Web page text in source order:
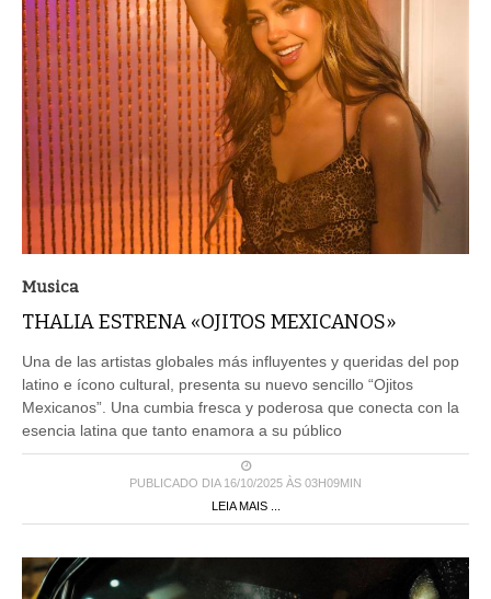
Musica
THALIA ESTRENA «OJITOS MEXICANOS»
Una de las artistas globales más influyentes y queridas del pop
latino e ícono cultural, presenta su nuevo sencillo “Ojitos
Mexicanos”. Una cumbia fresca y poderosa que conecta con la
esencia latina que tanto enamora a su público
PUBLICADO DIA 16/10/2025 ÀS 03H09MIN
LEIA MAIS ...